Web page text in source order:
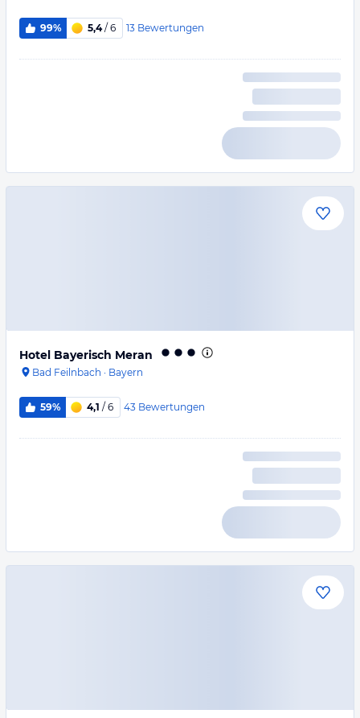
99% 5,4/ 6 13 Bewertungen
Hotel Bayerisch Meran
Bad Feilnbach · Bayern
59% 4,1 / 6 43 Bewertungen